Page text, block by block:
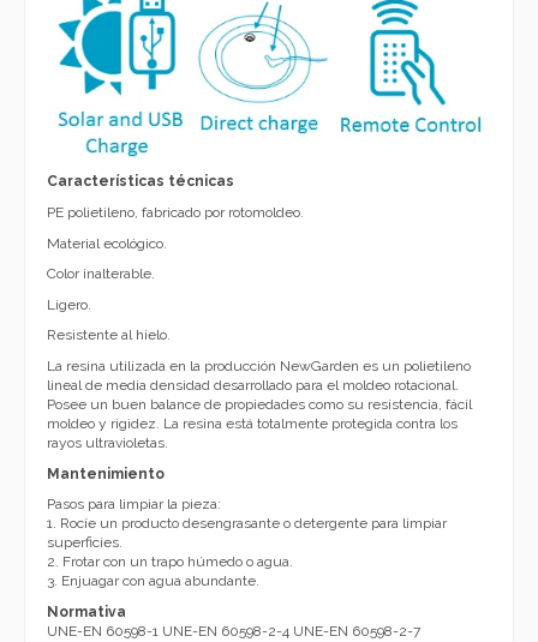
Características técnicas
PE polietileno, fabricado por rotomoldeo.
Material ecológico.
Color inalterable.
Ligero.
Resistente al hielo.
La resina utilizada en la producción NewGarden es un polietileno
lineal de media densidad desarrollado para el moldeo rotacional.
Posee un buen balance de propiedades como su resistencia, fácil
moldeo y rigidez. La resina está totalmente protegida contra los
rayos ultravioletas.
Mantenimiento
Pasos para limpiar la pieza:
1. Rocíe un producto desengrasante o detergente para limpiar
superficies.
2. Frotar con un trapo húmedo o agua.
3. Enjuagar con agua abundante.
Normativa
UNE-EN 60598-1 UNE-EN 60598-2-4 UNE-EN 60598-2-7